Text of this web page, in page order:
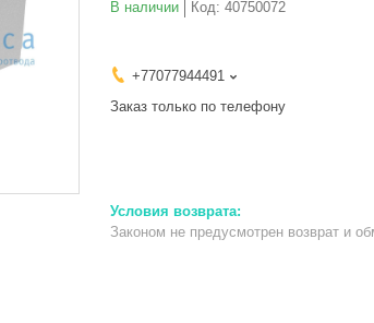
В наличии Код: 40750072
+77077944491
Заказ только по телефону
Законом не предусмотрен возврат и